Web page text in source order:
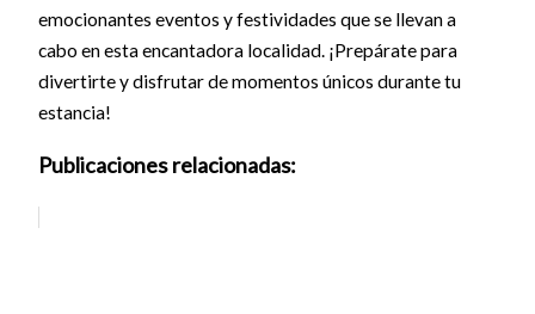
emocionantes eventos y festividades que se llevan a
cabo en esta encantadora localidad. ¡Prepárate para
divertirte y disfrutar de momentos únicos durante tu
estancia!
Publicaciones relacionadas: